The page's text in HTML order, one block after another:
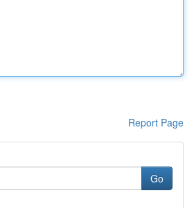
Report Page
Go